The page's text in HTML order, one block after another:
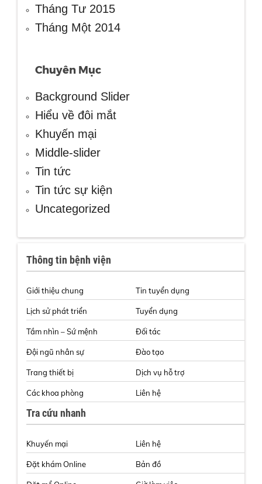
Tháng Tư 2015
Tháng Một 2014
Chuyên Mục
Background Slider
Hiểu về đôi mắt
Khuyến mại
Middle-slider
Tin tức
Tin tức sự kiện
Uncategorized
Thông tin bệnh viện
Giới thiệu chung
Lịch sử phát triển
Tầm nhìn – Sứ mệnh
Đội ngũ nhân sự
Trang thiết bị
Các khoa phòng
Tin tuyển dụng
Tuyển dụng
Đối tác
Đào tạo
Dịch vụ hỗ trợ
Liên hệ
Tra cứu nhanh
Khuyến mại
Đặt khám Online
Liên hệ
Bản đồ